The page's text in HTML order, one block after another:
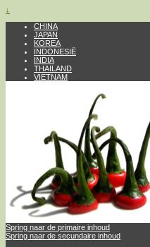
↓
CHINA
JAPAN
KOREA
INDONESIË
INDIA
THAILAND
VIETNAM
Spring naar de primaire inhoud
Spring naar de secundaire inhoud